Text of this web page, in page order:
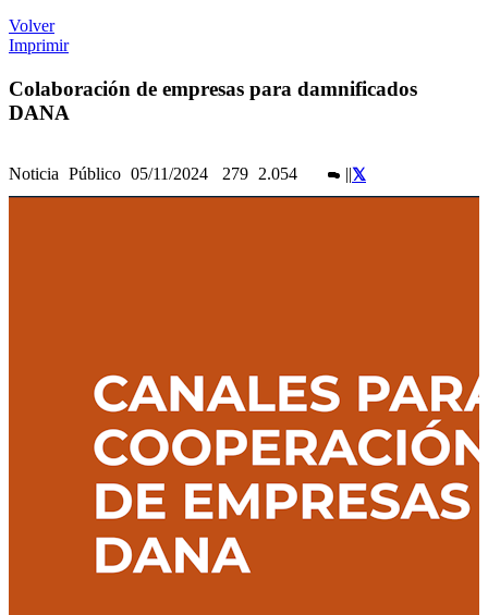
Volver
Imprimir
Colaboración de empresas para damnificados
DANA
Noticia Público 05/11/2024 279 2.054 ||